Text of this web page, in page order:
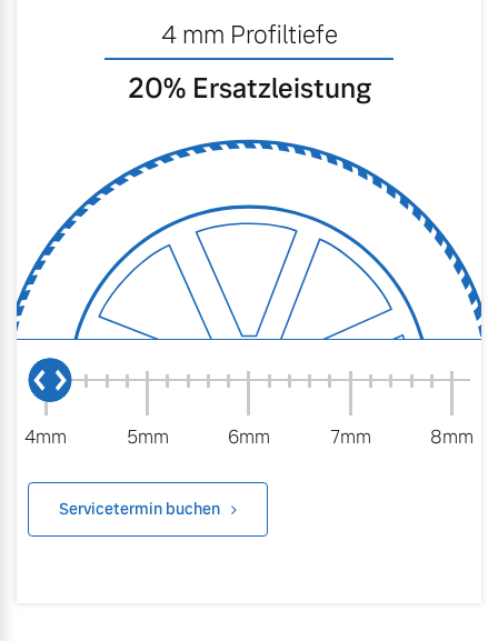
4mm Profiltiefe
20% Ersatzleistung
4mm 5mm 6mm 7mm 8mm
Servicetermin buchen